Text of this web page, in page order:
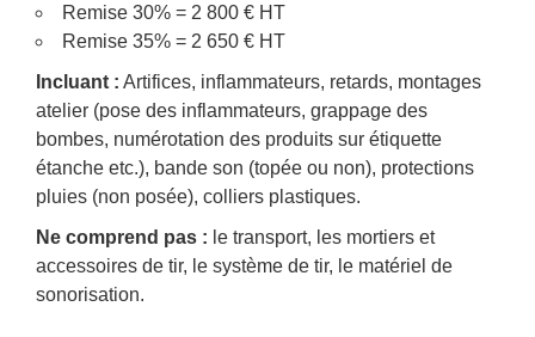
Remise 30% = 2 800 € HT
Remise 35% = 2 650 € HT
Incluant : Artifices, inflammateurs, retards, montages
atelier (pose des inflammateurs, grappage des
bombes, numérotation des produits sur étiquette
étanche etc.), bande son (topée ou non), protections
pluies (non posée), colliers plastiques.
Ne comprend pas : le transport, les mortiers et
accessoires de tir, le système de tir, le matériel de
sonorisation.